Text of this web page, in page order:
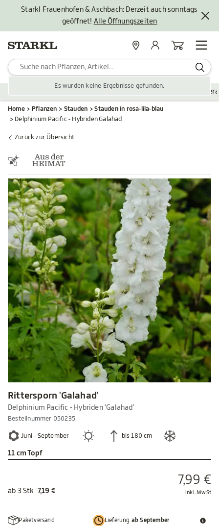
Starkl Frauenhofen & Aschbach: Derzeit auch sonntags
geöffnet! Alle Öffnungszeiten
Es wurden keine Ergebnisse gefunden.
StandorteMein KontoWarenkorb
Zubehör Gartengestaltung
Home Pflanzen Stauden
Stauden in rosa-lila-blau
Delphinium Pacific - Hybriden Galahad
Zurück zur Übersicht
Rittersporn 'Galahad'
Delphinium Pacific - Hybriden 'Galahad'
Bestellnummer 050235
Juni - September bis 180 cm
11 cm Topf
ab 3 Stk 7,19 €
7,99 €
inkl. MwSt
Paketversand Lieferung ab September